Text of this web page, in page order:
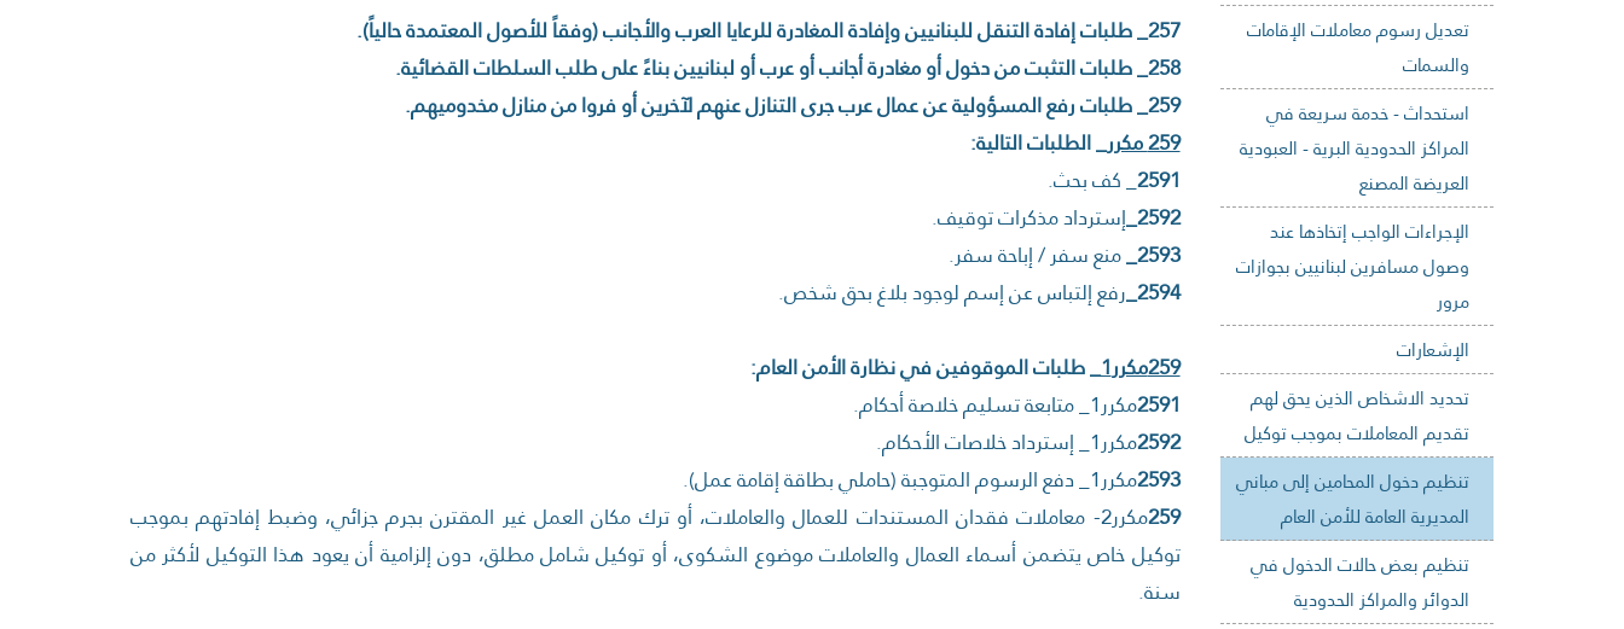
تعديل رسوم معاملات الإقامات
والسمات
استحداث - خدمة سريعة في
المراكز الحدودية البرية - العبودية
العريضة المصنع
الإجراءات الواجب إتخاذها عند
وصول مسافرين لبنانيين بجوازات
مرور
الإشعارات
تحديد الاشخاص الذين يحق لهم
تقديم المعاملات بموجب توكيل
تنظيم دخول المحامين إلى مباني
المديرية العامة للأمن العام
تنظيم بعض حالات الدخول في
الدوائر والمراكز الحدودية
257_ طلبات إفادة التنقل للبنانيين وإفادة المغادرة للرعايا العرب والأجانب (وفقاً للأصول المعتمدة حالياً).
258_ طلبات التثبت من دخول أو مغادرة أجانب أو عرب أو لبنانيين بناءً على طلب السلطات القضائية.
259_ طلبات رفع المسؤولية عن عمال عرب جرى التنازل عنهم لآخرين أو فروا من منازل مخدوميهم.
259 مكرر
_ الطلبات التالية:
2591_ كف بحث.
2592_ إسترداد مذكرات توقيف.
2593_ منع سفر / إباحة سفر.
2594_ رفع إلتباس عن إسم لوجود بلاغ بحق شخص.
259مكرر1
_ طلبات الموقوفين في نظارة الأمن العام:
2591مكرر1_ متابعة تسليم خلاصة أحكام.
2592مكرر1_ إسترداد خلاصات الأحكام.
2593مكرر1_ دفع الرسوم المتوجبة (حاملي بطاقة إقامة عمل).
259
مكرر2- معاملات فقدان المستندات للعمال والعاملات، أو ترك مكان العمل غير المقترن بجرم جزائي، وضبط إفادتهم بموجب
توكيل خاص يتضمن أسماء العمال والعاملات موضوع الشكوى، أو توكيل شامل مطلق، دون إلزامية أن يعود هذا التوكيل لأكثر من
سنة.